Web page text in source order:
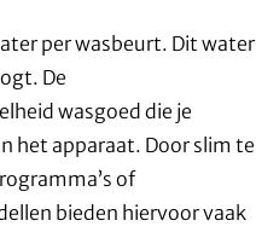
per wasbeurt. Dit water
De
wasgoed die je
het apparaat. Door slim te
of
bieden hiervoor vaak